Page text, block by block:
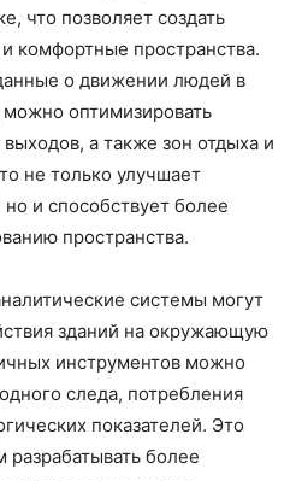
что позволяет создать
комфортные пространства.
о движении людей в
оптимизировать
а также зон отдыха и
не только улучшает
и способствует более
пространства.
системы могут
зданий на окружающую
инструментов можно
следа, потребления
показателей. Это
разрабатывать более